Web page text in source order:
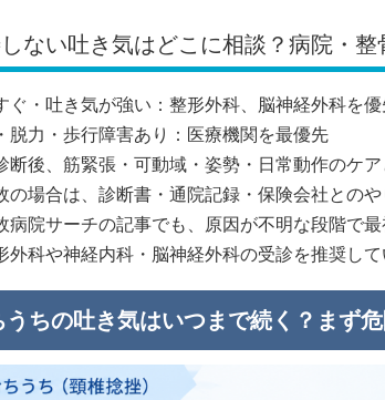
ない吐き気はどこに相談？病院・整
ぐ・吐き気が強い：整形外科、脳神経外科を優
脱力・歩行障害あり：医療機関を最優先
断後、筋緊張・可動域・姿勢・日常動作のケ
の場合は、診断書・通院記録・保険会社との
病院サーチの記事でも、原因が不明な段階で
外科や神経内科・脳神経外科の受診を推奨して
うちの吐き気はいつまで続く？まず